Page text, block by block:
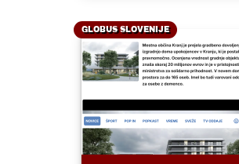
GLOBUS SLOVENIJE